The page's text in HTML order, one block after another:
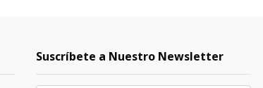
Suscríbete a Nuestro Newsletter